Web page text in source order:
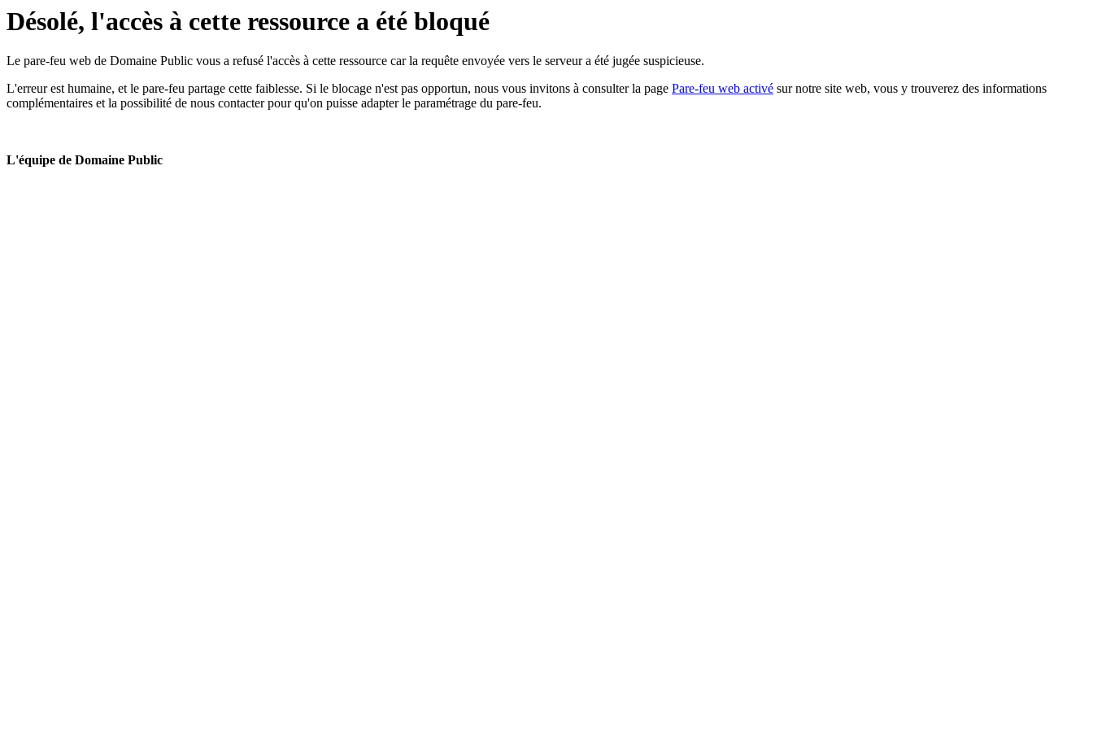
Désolé, l'accès à cette ressource a été bloqué
Le pare-feu web de Domaine Public vous a refusé l'accès à cette ressource car la requête envoyée vers le serveur a été jugée suspicieuse.
L'erreur est humaine, et le pare-feu partage cette faiblesse. Si le blocage n'est pas opportun, nous vous invitons à consulter la page Pare-feu web activé sur notre site web, vous y trouverez des informations
complémentaires et la possibilité de nous contacter pour qu'on puisse adapter le paramétrage du pare-feu.
L'équipe de Domaine Public